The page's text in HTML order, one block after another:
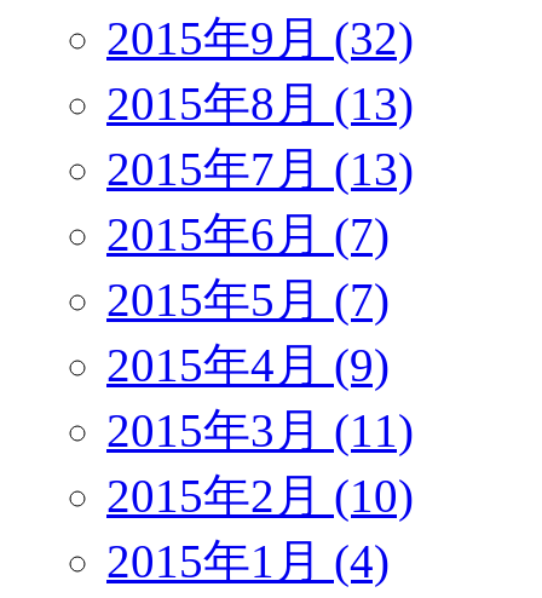
2015年9月 (32)
2015年8月 (13)
2015年7月 (13)
2015年6月 (7)
2015年5月 (7)
2015年4月 (9)
2015年3月 (11)
2015年2月 (10)
2015年1月 (4)